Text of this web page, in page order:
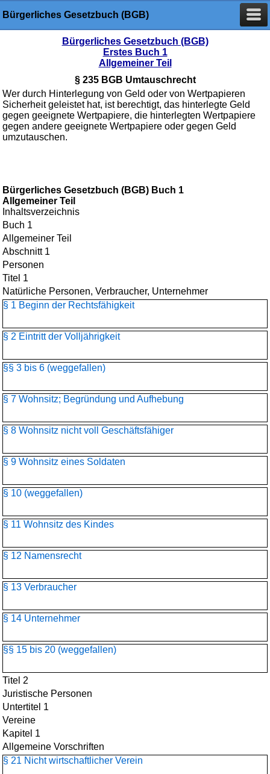
Bürgerliches Gesetzbuch (BGB)
Bürgerliches Gesetzbuch (BGB)
Erstes Buch 1
Allgemeiner Teil
§ 235 BGB Umtauschrecht
Wer durch Hinterlegung von Geld oder von Wertpapieren
Sicherheit geleistet hat, ist berechtigt, das hinterlegte Geld
gegen geeignete Wertpapiere, die hinterlegten Wertpapiere
gegen andere geeignete Wertpapiere oder gegen Geld
umzutauschen.
Bürgerliches Gesetzbuch (BGB) Buch 1
Allgemeiner Teil
Inhaltsverzeichnis
Buch 1
Allgemeiner Teil
Abschnitt 1
Personen
Titel 1
Natürliche Personen, Verbraucher, Unternehmer
§ 1 Beginn der Rechtsfähigkeit
§ 2 Eintritt der Volljährigkeit
§§ 3 bis 6 (weggefallen)
§ 7 Wohnsitz; Begründung und Aufhebung
§ 8 Wohnsitz nicht voll Geschäftsfähiger
§ 9 Wohnsitz eines Soldaten
§ 10 (weggefallen)
§ 11 Wohnsitz des Kindes
§ 12 Namensrecht
§ 13 Verbraucher
§ 14 Unternehmer
§§ 15 bis 20 (weggefallen)
Titel 2
Juristische Personen
Untertitel 1
Vereine
Kapitel 1
Allgemeine Vorschriften
§ 21 Nicht wirtschaftlicher Verein